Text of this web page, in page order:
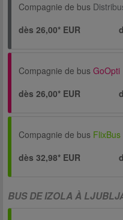
Compagnie de bus
dès 26,00* EUR
Compagnie de bus GoOpti
dès 26,00* EUR
Compagnie de bus FlixBus
dès 32,98* EUR
BUS DE IZOLA À